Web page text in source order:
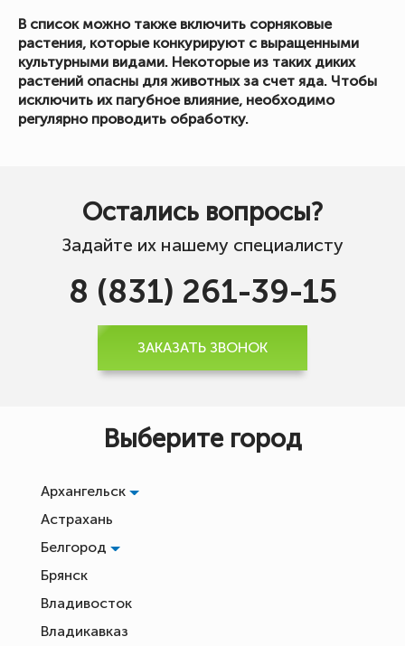
В список можно также включить сорняковые
растения, которые конкурируют с выращенными
культурными видами. Некоторые из таких диких
растений опасны для животных за счет яда. Чтобы
исключить их пагубное влияние, необходимо
регулярно проводить обработку.
Остались вопросы?
Задайте их нашему специалисту
8 (831) 261-39-15
ЗАКАЗАТЬ ЗВОНОК
Выберите город
Архангельск
Астрахань
Белгород
Брянск
Владивосток
Владикавказ